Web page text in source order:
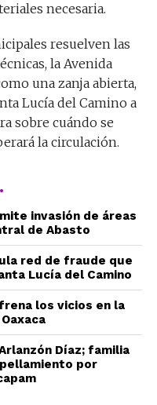
necesaria.
resuelven las
la Avenida
una zanja abierta,
Lucía del Camino a
sobre cuándo se
la circulación.
invasión de áreas
de Abasto
red de fraude que
Lucía del Camino
los vicios en la
Díaz; familia
por